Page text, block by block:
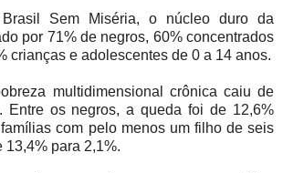
Sem Miséria, o núcleo duro da
por 71% de negros, 60% concentrados
crianças e adolescentes de 0 a 14 anos.
multidimensional crônica caiu de
Entre os negros, a queda foi de 12,6%
com pelo menos um filho de seis
13,4% para 2,1%.